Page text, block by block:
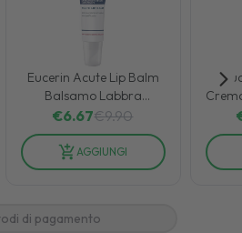
Eucerin Acute Lip Balm
Balsamo Labbra
Intensivo ad Alta
Efficacia 10 ml
€6.67€9.90
AGGIUNGI
di pagamento